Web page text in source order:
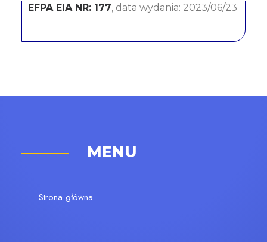
EFPA EIA NR: 177, data wydania: 2023/06/23
MENU
Strona główna